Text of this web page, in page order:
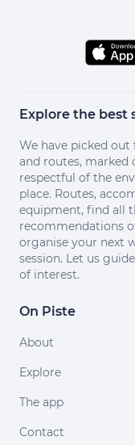
Explore the best
We have picked
and routes, marked
respectful of the
place. Routes,
equipment, find all
recommendations
organise your next
session. Let us
of interest.
On Piste
About
Explore
The app
Contact